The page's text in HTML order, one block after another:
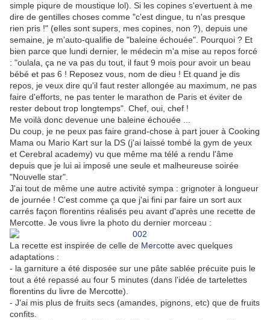
simple piqure de moustique lol). Si les copines s'evertuent à me
dire de gentilles choses comme "c'est dingue, tu n'as presque
rien pris !" (elles sont supers, mes copines, non ?), depuis une
semaine, je m'auto-qualifie de "baleine échouée". Pourquoi ? Et
bien parce que lundi dernier, le médecin m'a mise au repos forcé
: "oulala, ça ne va pas du tout, il faut 9 mois pour avoir un beau
bébé et pas 6 ! Reposez vous, nom de dieu ! Et quand je dis
repos, je veux dire qu'il faut rester allongée au maximum, ne pas
faire d'efforts, ne pas tenter le marathon de Paris et éviter de
rester debout trop longtemps". Chef, oui, chef !
Me voilà donc devenue une baleine échouée ...
Du coup, je ne peux pas faire grand-chose à part jouer à Cooking
Mama ou Mario Kart sur la DS (j'ai laissé tombé la gym de yeux
et Cerebral academy) vu que même ma télé a rendu l'âme
depuis que je lui ai imposé une seule et malheureuse soirée
"Nouvelle star".
J'ai tout de même une autre activité sympa : grignoter à longueur
de journée ! C'est comme ça que j'ai fini par faire un sort aux
carrés façon florentins réalisés peu avant d'après une recette de
Mercotte. Je vous livre la photo du dernier morceau :
La recette est inspirée de celle de Mercotte avec quelques
adaptations :
- la garniture a été disposée sur une pâte sablée précuite puis le
tout a été repassé au four 5 minutes (dans l'idée de tartelettes
florentins du livre de Mercotte).
- J'ai mis plus de fruits secs (amandes, pignons, etc) que de fruits
confits.